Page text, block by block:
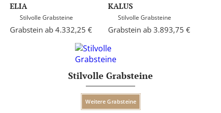
Stilvolle Grabsteine
Weitere Grabsteine
ELIA
Stilvolle Grabsteine
Grabstein ab 4.332,25 €
KALUS
Stilvolle Grabsteine
Grabstein ab 3.893,75 €